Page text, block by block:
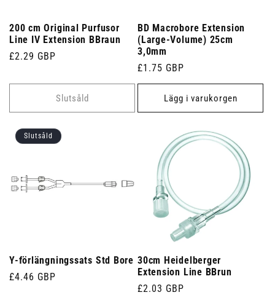
200 cm Original Purfusor
Line IV Extension BBraun
Ordinarie
£2.29 GBP
Slutsåld
BD Macrobore Extension
(Large-Volume) 25cm
3,0mm
Ordinarie
pris
£1.75 GBP
Lägg i varukorgen
Slutsåld
Y-förlängningssats Std Bore
Ordinarie
£4.46 GBP
30cm Heidelberger
Extension Line BBrun
Ordinarie
£2.03 GBP